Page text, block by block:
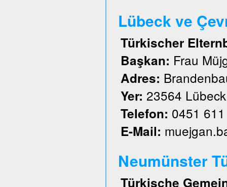
Lübeck ve
Türkischer
Başkan: Frau
Adres:
Yer: 23564 Lübeck
Telefon: 0451
E-Mail:
Neumünster
Türkische